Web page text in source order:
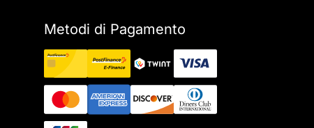
Metodi di Pagamento